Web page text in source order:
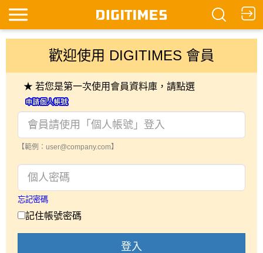
歡迎使用 DIGITIMES 會員
★ 若您是第一次使用會員資料庫，請點選
【範例：user@company.com】
忘記密碼
記住帳號密碼
登入